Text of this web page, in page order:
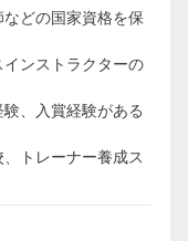
どの国家資格を保
インストラクターの
、入賞経験がある
トレーナー養成ス